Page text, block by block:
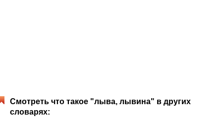
Смотреть что такое "лыва, лывина" в других
словарях: